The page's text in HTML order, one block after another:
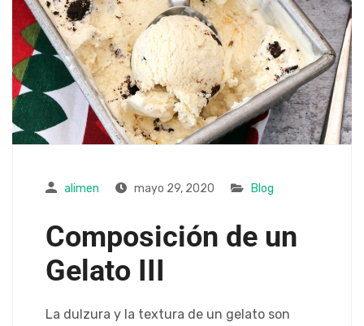
alimen mayo 29, 2020 Blog
Composición de un
Gelato III
La dulzura y la textura de un gelato son